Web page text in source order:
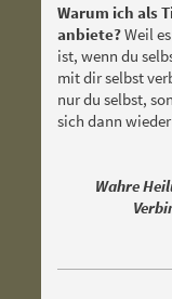
Warum ich als
anbiete?Weil
ist, wenn du
mit dir selbst
nur du selbst,
sich dann
Wahre